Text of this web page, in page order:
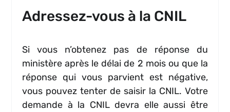
Adressez-vous à la CNIL
Si vous n’obtenez pas de réponse du
ministère après le délai de 2 mois ou que la
réponse qui vous parvient est négative,
vous pouvez tenter de saisir la CNIL. Votre
demande à la CNIL devra elle aussi être